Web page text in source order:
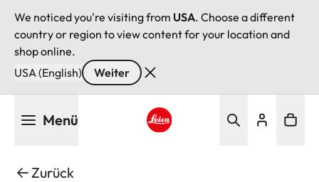
We noticed you're visiting from USA. Choose a different
country or region to view content for your location and
shop online.
USA (English)
Weiter
Menü
Zurück